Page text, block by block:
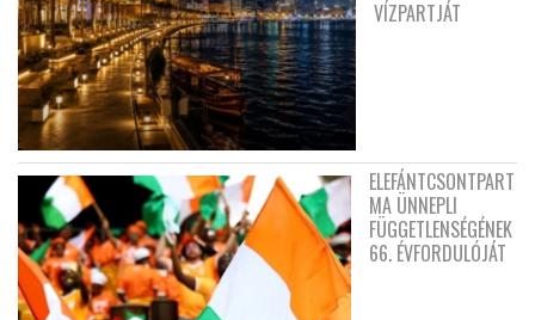
VÍZPARTJÁT
ELEFÁNTCSONTPART
MA ÜNNEPLI
FÜGGETLENSÉGÉNEK
66. ÉVFORDULÓJÁT